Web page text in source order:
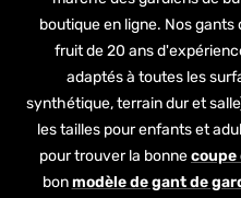
boutique en ligne. Nos gants
fruit de 20 ans
adaptés à toutes les
synthétique, terrain dur et
les tailles pour enfants et
pour trouver la bonnecoupe
bonmodèle de gant de